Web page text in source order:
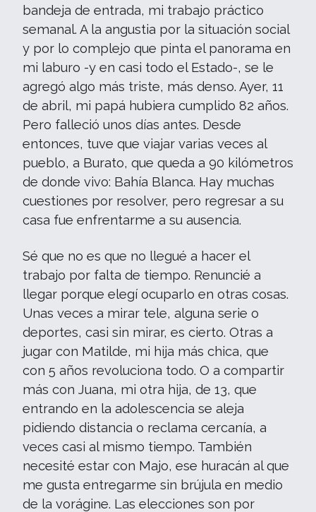
bandeja de entrada, mi trabajo práctico
semanal. A la angustia por la situación social
y por lo complejo que pinta el panorama en
mi laburo -y en casi todo el Estado-, se le
agregó algo más triste, más denso. Ayer, 11
de abril, mi papá hubiera cumplido 82 años.
Pero falleció unos días antes. Desde
entonces, tuve que viajar varias veces al
pueblo, a Burato, que queda a 90 kilómetros
de donde vivo: Bahía Blanca. Hay muchas
cuestiones por resolver, pero regresar a su
casa fue enfrentarme a su ausencia.
Sé que no es que no llegué a hacer el
trabajo por falta de tiempo. Renuncié a
llegar porque elegí ocuparlo en otras cosas.
Unas veces a mirar tele, alguna serie o
deportes, casi sin mirar, es cierto. Otras a
jugar con Matilde, mi hija más chica, que
con 5 años revoluciona todo. O a compartir
más con Juana, mi otra hija, de 13, que
entrando en la adolescencia se aleja
pidiendo distancia o reclama cercanía, a
veces casi al mismo tiempo. También
necesité estar con Majo, ese huracán al que
me gusta entregarme sin brújula en medio
de la vorágine. Las elecciones son por